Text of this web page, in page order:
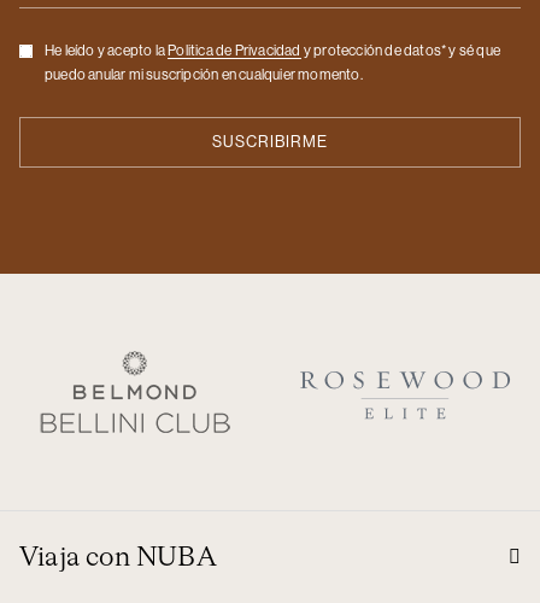
Checkbox
He leído y acepto la Politica de Privacidad y protección de datos* y sé que
puedo anular mi suscripción en cualquier momento.
Viaja con NUBA